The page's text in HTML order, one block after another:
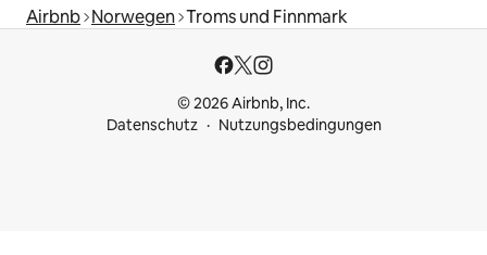
Airbnb Norwegen Troms und Finnmark
© 2026 Airbnb, Inc.
Datenschutz
Nutzungsbedingungen